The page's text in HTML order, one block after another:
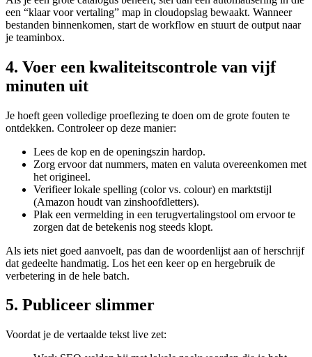
een “klaar voor vertaling” map in cloudopslag bewaakt. Wanneer
bestanden binnenkomen, start de workflow en stuurt de output naar
je teaminbox.
4. Voer een kwaliteitscontrole van vijf
minuten uit
Je hoeft geen volledige proeflezing te doen om de grote fouten te
ontdekken. Controleer op deze manier:
Lees de kop en de openingszin hardop.
Zorg ervoor dat nummers, maten en valuta overeenkomen met
het origineel.
Verifieer lokale spelling (color vs. colour) en marktstijl
(Amazon houdt van zinshoofdletters).
Plak een vermelding in een terugvertalingstool om ervoor te
zorgen dat de betekenis nog steeds klopt.
Als iets niet goed aanvoelt, pas dan de woordenlijst aan of herschrijf
dat gedeelte handmatig. Los het een keer op en hergebruik de
verbetering in de hele batch.
5. Publiceer slimmer
Voordat je de vertaalde tekst live zet: